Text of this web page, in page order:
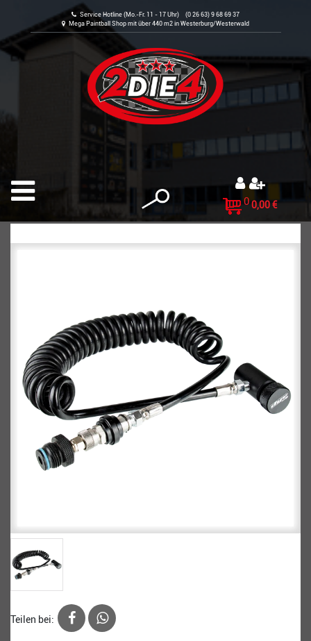
Service Hotline (Mo.-Fr. 11 - 17 Uhr) (0 26 63) 9 68 69 37
Mega Paintball Shop mit über 440 m2 in Westerburg/Westerwald
0 0,00 €
Teilen bei: